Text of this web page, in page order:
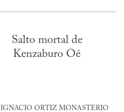
Salto mortal de
Kenzaburo Oé
IGNACIO ORTIZ MONASTERIO